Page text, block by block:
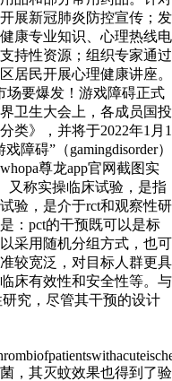
展新冠肺炎防控宣传；发
康专业知识、心理热线电
持性资源；组织专家通过
居民开展心理健康讲座。
场要爆发！游戏障碍正式
卫生大会上，各成员国投
类》，并将于2022年1月1
障碍”（gamingdisorder）
尊龙app官网截图实
又称实操临床试验，是指
验，是介于rct和观察性研
：pct的干预既可以是标
采用随机分组方式，也可
较宽泛，对目标人群更具
床有效性和安全性等。与
究，尽管其干预的设计
，其灭蚊效果也得到了验